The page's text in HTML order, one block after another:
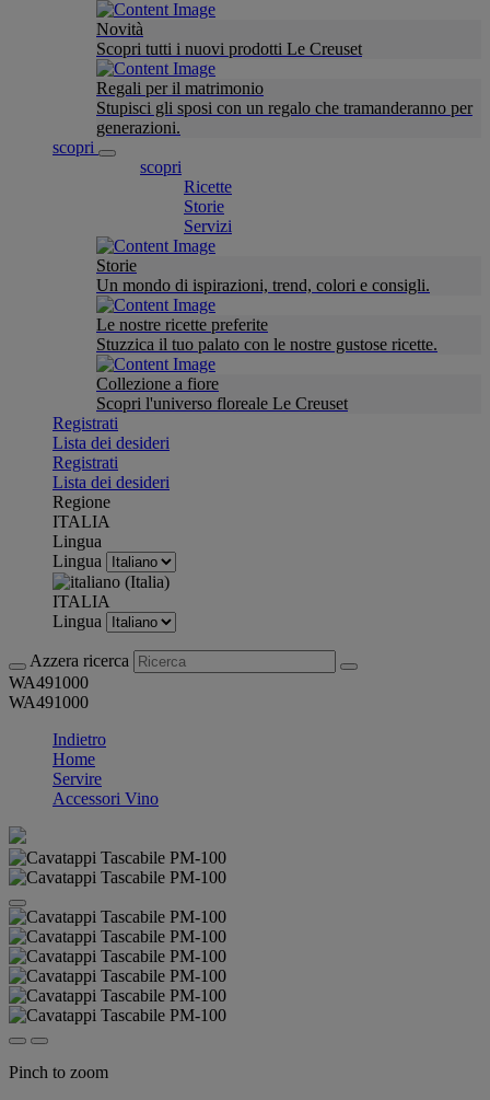
Novità
Scopri tutti i nuovi prodotti Le Creuset
Regali per il matrimonio
Stupisci gli sposi con un regalo che tramanderanno per
generazioni.
scopri
scopri
Ricette
Storie
Servizi
Storie
Un mondo di ispirazioni, trend, colori e consigli.
Le nostre ricette preferite
Stuzzica il tuo palato con le nostre gustose ricette.
Collezione a fiore
Scopri l'universo floreale Le Creuset
Registrati
Lista dei desideri
Registrati
Lista dei desideri
Regione
ITALIA
Lingua
Lingua
ITALIA
Lingua
Azzera ricerca
WA491000
WA491000
Indietro
Home
Servire
Accessori Vino
Pinch to zoom